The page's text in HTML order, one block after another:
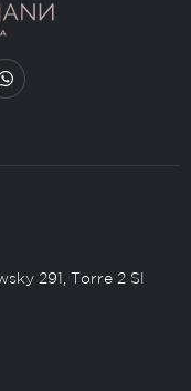
291, Torre 2 Sl